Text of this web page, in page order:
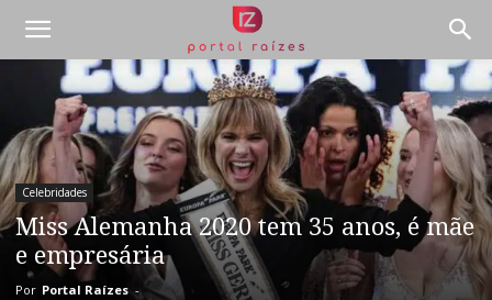
Celebridades
Miss Alemanha 2020 tem 35 anos, é mãe
e empresária
Por Portal Raízes -